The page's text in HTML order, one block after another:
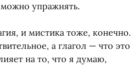
упражнять.
и мистика тоже, конечно.
а глагол — что это
на то, что я думаю,